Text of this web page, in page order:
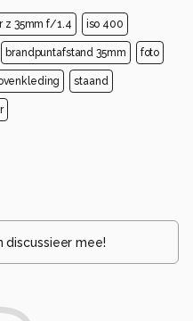
z 35mm f/1.4 iso 400
brandpuntafstand 35mm foto
staand
discussieer mee!